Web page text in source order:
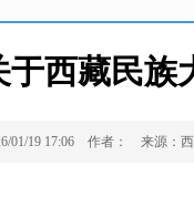
西藏民
01/19 17:06 作者： 来源：